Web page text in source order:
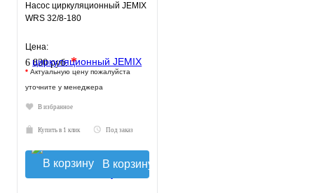
Насос циркуляционный JEMIX
WRS 32/8-180
Цена:
6 830 руб.*
* Актуальную цену пожалуйста
уточните у менеджера
В избранное
Купить в 1 клик Под заказ
В корзину